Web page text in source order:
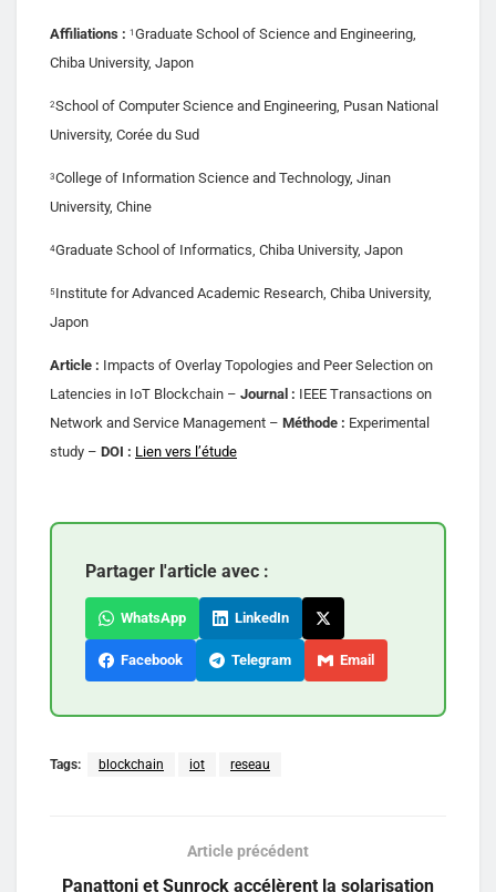
Affiliations : 1 Graduate School of Science and Engineering,
Chiba University, Japon
2School of Computer Science and Engineering, Pusan National
University, Corée du Sud
3College of Information Science and Technology, Jinan
University, Chine
4Graduate School of Informatics, Chiba University, Japon
5Institute for Advanced Academic Research, Chiba University,
Japon
Article : Impacts of Overlay Topologies and Peer Selection on
Latencies in IoT Blockchain – Journal : IEEE Transactions on
Network and Service Management – Méthode : Experimental
study – DOI : Lien vers l’étude
Partager l'article avec :
WhatsApp LinkedIn
Facebook Telegram Email
Tags: blockchain iot reseau
Article précédent
Panattoni et Sunrock accélèrent la solarisation